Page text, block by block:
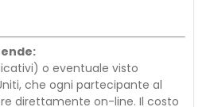
o eventuale visto
che ogni partecipante al
direttamente on-line. Il costo